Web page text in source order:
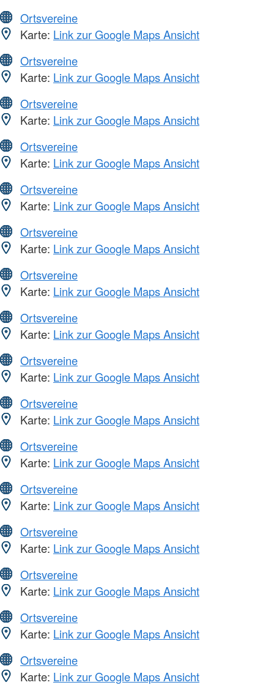
Ortsvereine
Karte: Link zur Google Maps Ansicht
Ortsvereine
Karte: Link zur Google Maps Ansicht
Ortsvereine
Karte: Link zur Google Maps Ansicht
Ortsvereine
Karte: Link zur Google Maps Ansicht
Ortsvereine
Karte: Link zur Google Maps Ansicht
Ortsvereine
Karte: Link zur Google Maps Ansicht
Ortsvereine
Karte: Link zur Google Maps Ansicht
Ortsvereine
Karte: Link zur Google Maps Ansicht
Ortsvereine
Karte: Link zur Google Maps Ansicht
Ortsvereine
Karte: Link zur Google Maps Ansicht
Ortsvereine
Karte: Link zur Google Maps Ansicht
Ortsvereine
Karte: Link zur Google Maps Ansicht
Ortsvereine
Karte: Link zur Google Maps Ansicht
Ortsvereine
Karte: Link zur Google Maps Ansicht
Ortsvereine
Karte: Link zur Google Maps Ansicht
Ortsvereine
Karte: Link zur Google Maps Ansicht